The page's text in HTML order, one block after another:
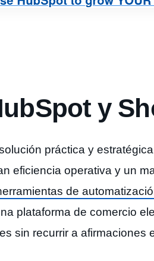
y
práctica y
eficiencia operativa y un
de
plataforma de comercio
sin recurrir a afirmaciones